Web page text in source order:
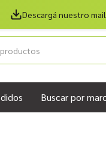
Descargá nuestro
Buscar por